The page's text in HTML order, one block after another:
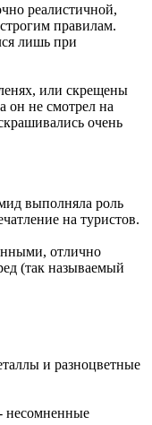
реалистичной,
правилам.
лишь при
или скрещены
он не смотрел на
очень
выполняла роль
на туристов.
отлично
(так называемый
и разноцветные
несомненные